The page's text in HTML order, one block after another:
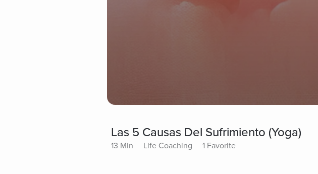
Las 5 Causas Del Sufrimiento (Yoga)
13 Min Life Coaching 1 Favorite